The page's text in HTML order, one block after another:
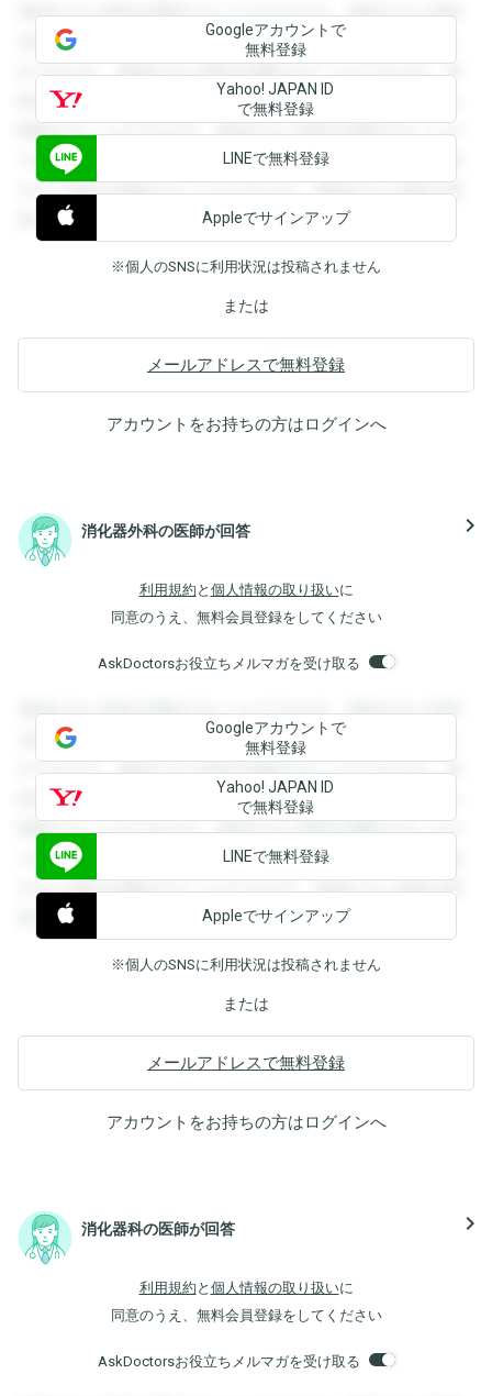
登録すると回答を閲覧することができます。登録すると回答
を閲覧することができます。登録すると回答を閲覧すること
ができます。登録すると回答を閲覧することができます。登
録すると回答を閲覧することができます。登録すると回答を
閲覧することができます。登録すると回答を閲覧することが
できます。登録すると回答を閲覧することができます。登録
すると回答を閲覧することができます。登録すると回答を閲
覧することができます。
Googleアカウントで
無料登録
Yahoo! JAPAN ID
で無料登録
LINEで無料登録
Appleでサインアップ
※個人のSNSに利用状況は投稿されません
または
メールアドレスで無料登録
アカウントをお持ちの方はログインへ
消化器外科の医師が回答 navigate_next
利用規約 と 個人情報の取り扱いに
同意のうえ、無料会員登録をしてください
AskDoctorsお役立ちメルマガを受け取る
登録すると回答を閲覧することができます。登録すると回答
を閲覧することができます。登録すると回答を閲覧すること
ができます。登録すると回答を閲覧することができます。登
録すると回答を閲覧することができます。登録すると回答を
閲覧することができます。登録すると回答を閲覧することが
できます。登録すると回答を閲覧することができます。登録
すると回答を閲覧することができます。登録すると回答を閲
覧することができます。
Googleアカウントで
無料登録
Yahoo! JAPAN ID
で無料登録
LINEで無料登録
Appleでサインアップ
※個人のSNSに利用状況は投稿されません
または
メールアドレスで無料登録
アカウントをお持ちの方はログインへ
消化器科の医師が回答 navigate_next
利用規約 と 個人情報の取り扱いに
同意のうえ、無料会員登録をしてください
AskDoctorsお役立ちメルマガを受け取る